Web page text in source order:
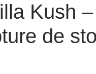
Kush
de